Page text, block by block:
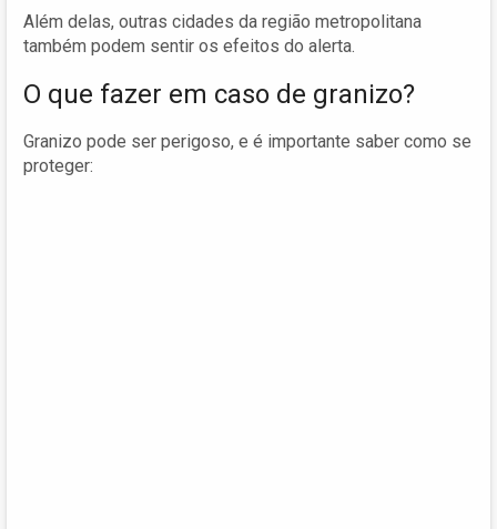
Além delas, outras cidades da região metropolitana
também podem sentir os efeitos do alerta.
O que fazer em caso de granizo?
Granizo pode ser perigoso, e é importante saber como se
proteger: